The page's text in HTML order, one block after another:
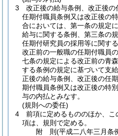
3
改正後の給与条例、改正後
任期付職員条例又は改正後の
合においては、第一条の規定
給与に関する条例、第三条の
任期付研究員の採用等に関す
改正前の一般職の任期付職員
七条の規定による改正前の青
する条例の規定に基づいて支
正後の給与条例、改正後の任
期付職員条例又は改正後の特
与の内払とみなす。
(規則への委任)
4
前項に定めるもののほか、
項は、規則で定める。
附 則(平成二八年三月条